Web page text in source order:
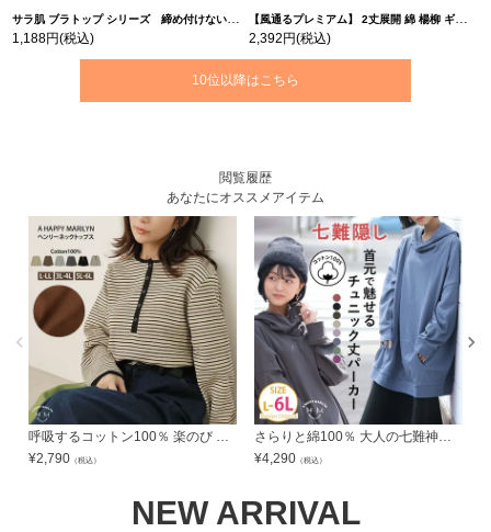
サラ肌 ブラトップ シリーズ 締め付けない リブ タンクトップ | 大きいサイズの通販ならハッピーマリリン
1,188円(税込)
【風通るプレミアム】 2丈展開 綿 楊柳 ギャザー フレア スカンツ 【ウェストゴム】 | 大きいサイズの通販ならハッピーマリリン
2,392円(税込)
10位以降はこちら
閲覧履歴
あなたにオススメアイテム
呼吸するコットン100％ 楽のび ワッフルシリーズ ヘンリーネックT | 大きいサイズの通販ならハッピーマリリン
¥2,790 （税込）
さらりと綿100％ 大人の七難神隠し こなれネックのコットンパーカー | 大きいサイズの通販ならハッピーマリリン
¥4,290 （税込）
NEW ARRIVAL